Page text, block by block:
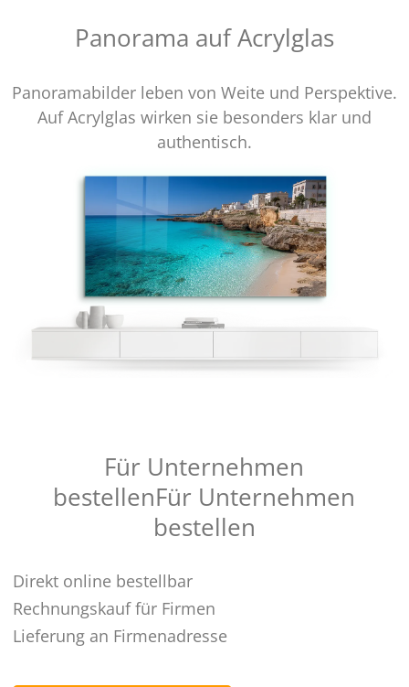
Panorama auf Acrylglas
Panoramabilder leben von Weite und Perspektive.
Auf Acrylglas wirken sie besonders klar und
authentisch.
Für Unternehmen
bestellenFür Unternehmen
bestellen
Direkt online bestellbar
Rechnungskauf für Firmen
Lieferung an Firmenadresse